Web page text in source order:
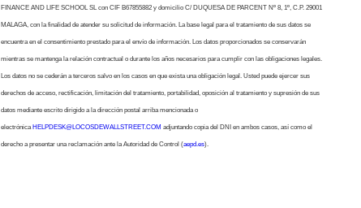
FINANCE AND LIFE SCHOOL SL con CIF B67855882 y domicilio C/ DUQUESA DE PARCENT Nº 8, 1º, C.P. 29001
MALAGA, con la finalidad de atender su solicitud de información. La base legal para el tratamiento de sus datos se
encuentra en el consentimiento prestado para el envío de información. Los datos proporcionados se conservarán
mientras se mantenga la relación contractual o durante los años necesarios para cumplir con las obligaciones legales.
Los datos no se cederán a terceros salvo en los casos en que exista una obligación legal. Usted puede ejercer sus
derechos de acceso, rectificación, limitación del tratamiento, portabilidad, oposición al tratamiento y supresión de sus
datos mediante escrito dirigido a la dirección postal arriba mencionada o
electrónica HELPDESK@LOCOSDEWALLSTREET.COM adjuntando copia del DNI en ambos casos, así como el
derecho a presentar una reclamación ante la Autoridad de Control (aepd.es).